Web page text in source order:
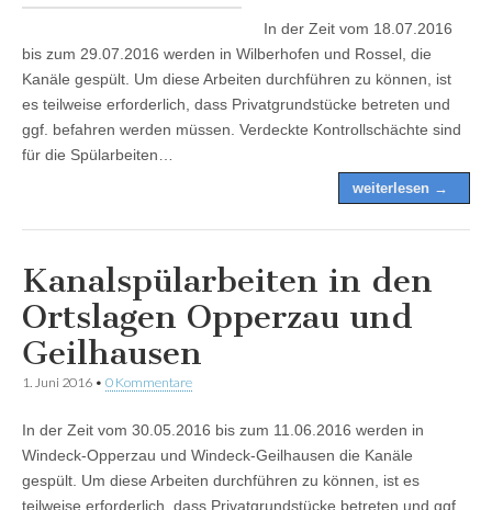
In der Zeit vom 18.07.2016
bis zum 29.07.2016 werden in Wilberhofen und Rossel, die
Kanäle gespült. Um diese Arbeiten durchführen zu können, ist
es teilweise erforderlich, dass Privatgrundstücke betreten und
ggf. befahren werden müssen. Verdeckte Kontrollschächte sind
für die Spülarbeiten…
weiterlesen →
Kanalspülarbeiten in den
Ortslagen Opperzau und
Geilhausen
1. Juni 2016 • 0 Kommentare
In der Zeit vom 30.05.2016 bis zum 11.06.2016 werden in
Windeck-Opperzau und Windeck-Geilhausen die Kanäle
gespült. Um diese Arbeiten durchführen zu können, ist es
teilweise erforderlich, dass Privatgrundstücke betreten und ggf.